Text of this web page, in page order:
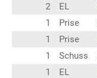
2
EL
1
Prise
1
Prise
1
Schuss
1
EL